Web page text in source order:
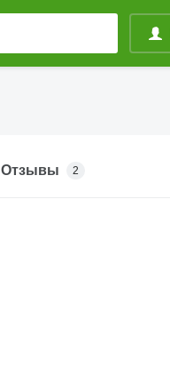
Отзывы 2